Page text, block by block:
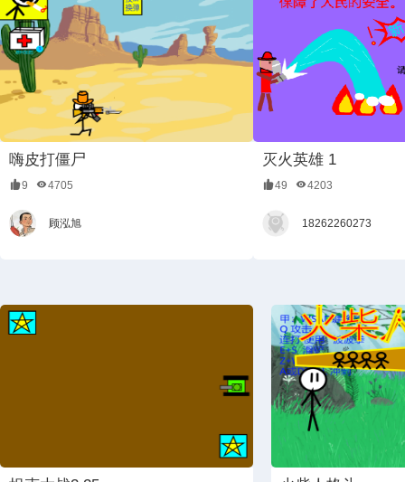
嗨皮打僵尸
9 4705
顾泓旭
灭火英雄 1
49 4203
18262260273